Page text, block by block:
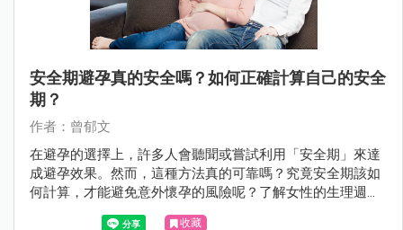
安全期避孕真的安全嗎？如何正確計算自己的安全
期？
作者：曾郁文
在避孕的選擇上，許多人會聽聞或嘗試利用「安全期」來達
成避孕效果。然而，這種方法真的可靠嗎？究竟安全期該如
何計算，才能避免意外懷孕的風險呢？了解女性的生理週期
運作，解析何時最容易受孕，才能去判斷安全期是否真的安
收藏